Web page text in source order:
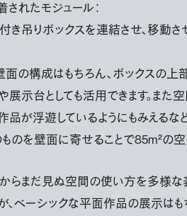
されたモジュール：
き吊りボックスを連結させ、移動
面の構成はもちろん、ボックスの
展示台としても活用できます。ま
品が浮遊しているようにもみえるな
ものを壁面に寄せることで85m²の空
からまだ見ぬ空間の使い方を多様な
、ベーシックな平面作品の展示はも